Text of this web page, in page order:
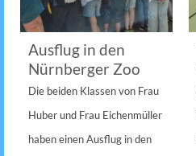
Ausflug in den
Nürnberger Zoo
Die beiden Klassen von Frau
Huber und Frau Eichenmüller
haben einen Ausflug in den